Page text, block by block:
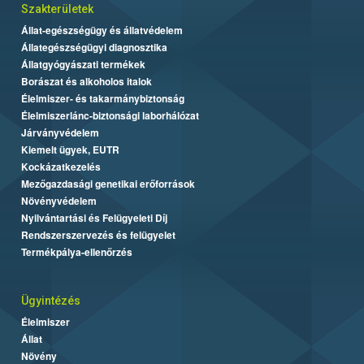
Szakterületek
Állat-egészségügy és állatvédelem
Állategészségügyi diagnosztika
Állatgyógyászati termékek
Borászat és alkoholos italok
Élelmiszer- és takarmánybiztonság
Élelmiszerlánc-biztonsági laborhálózat
Járványvédelem
Kiemelt ügyek, EUTR
Kockázatkezelés
Mezőgazdasági genetikai erőforrások
Növényvédelem
Nyilvántartási és Felügyeleti Díj
Rendszerszervezés és felügyelet
Termékpálya-ellenőrzés
Ügyintézés
Élelmiszer
Állat
Növény